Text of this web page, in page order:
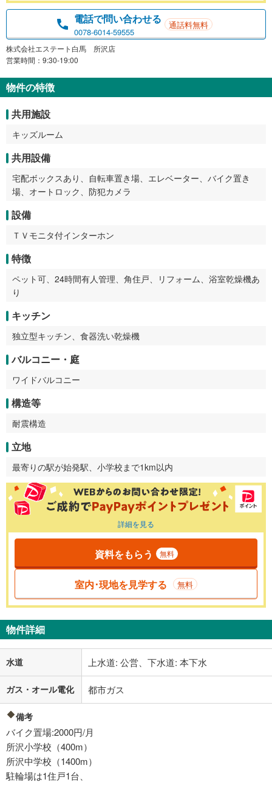
電話で問い合わせる
0078-6014-59555
通話料無料
株式会社エステート白馬 所沢店
営業時間：9:30-19:00
物件の特徴
共用施設
キッズルーム
共用設備
宅配ボックスあり、自転車置き場、エレベーター、バイク置き
場、オートロック、防犯カメラ
設備
ＴＶモニタ付インターホン
特徴
ペット可、24時間有人管理、角住戸、リフォーム、浴室乾燥機あ
り
キッチン
独立型キッチン、食器洗い乾燥機
バルコニー・庭
ワイドバルコニー
構造等
耐震構造
立地
最寄りの駅が始発駅、小学校まで1km以内
詳細を見る
資料をもらう 無料
室内･現地を見学する 無料
物件詳細
水道 上水道: 公営、下水道: 本下水
ガス・オール電化 都市ガス
備考
バイク置場:2000円/月
所沢小学校（400m）
所沢中学校（1400m）
駐輪場は1住戸1台、